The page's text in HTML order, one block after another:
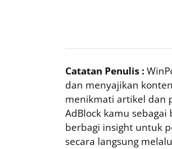
Catatan Penulis :
dan menyajikan
menikmati artikel dan
AdBlock kamu
berbagi insight untuk
secara langsung